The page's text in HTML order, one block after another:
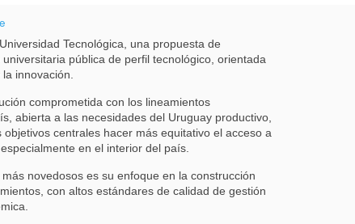
Tecnológica, una propuesta de
pública de perfil tecnológico, orientada
innovación.
comprometida con los lineamientos
abierta a las necesidades del Uruguay productivo,
centrales hacer más equitativo el acceso a
en el interior del país.
novedosos es su enfoque en la construcción
con altos estándares de calidad de gestión